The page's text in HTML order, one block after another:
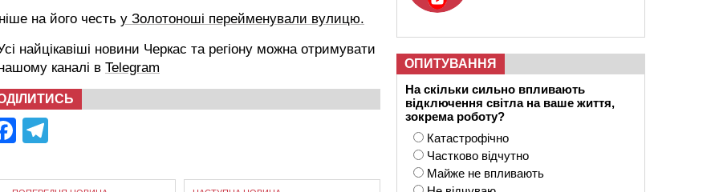
на його честь у Золотоноші перейменували вулицю.
найцікавіші новини Черкас та регіону можна отримувати
каналі в Telegram
Facebook
ОПИТУВАННЯ
На скільки сильно впливають
відключення світла на ваше життя,
зокрема роботу?
Катастрофічно
Частково відчутно
Майже не впливають